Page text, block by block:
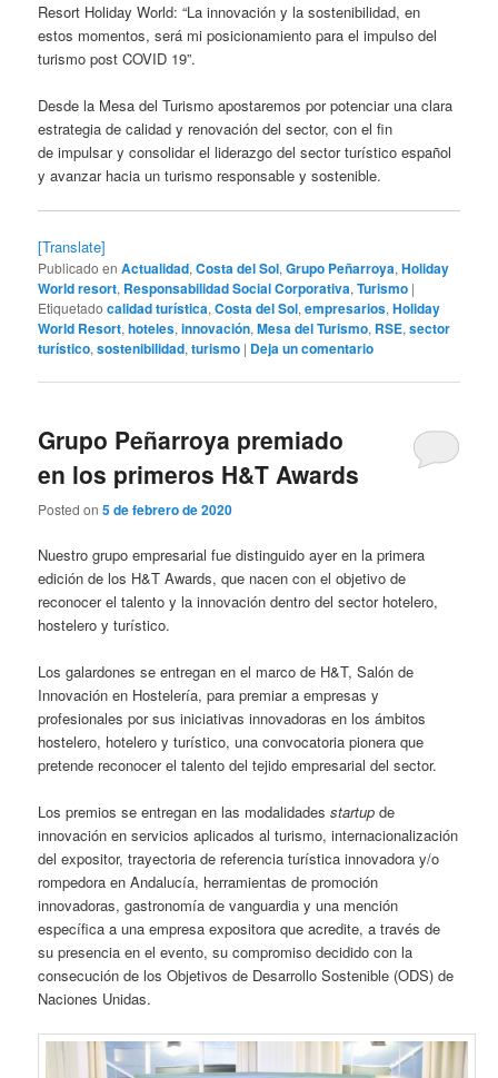
Resort Holiday World: “La innovación y la sostenibilidad, en
estos momentos, será mi posicionamiento para el impulso del
turismo post COVID 19”.
Desde la Mesa del Turismo apostaremos por potenciar una clara
estrategia de calidad y renovación del sector, con el fin
de impulsar y consolidar el liderazgo del sector turístico español
y avanzar hacia un turismo responsable y sostenible.
[Translate]
Publicado en Actualidad,Costa del Sol,Grupo Peñarroya,Holiday
World resort, Responsabilidad Social Corporativa,Turismo |
Etiquetado calidad turística,Costa del Sol,empresarios,Holiday
World Resort,hoteles,innovación,Mesa del Turismo, RSE,sector
turístico,sostenibilidad,turismo | Deja un comentario
Grupo Peñarroya premiado
en los primeros H&T Awards
Posted on5 de febrero de 2020
Nuestro grupo empresarial fue distinguido ayer en la primera
edición de los H&T Awards, que nacen con el objetivo de
reconocer el talento y la innovación dentro del sector hotelero,
hostelero y turístico.
Los galardones se entregan en el marco de H&T, Salón de
Innovación en Hostelería, para premiar a empresas y
profesionales por sus iniciativas innovadoras en los ámbitos
hostelero, hotelero y turístico, una convocatoria pionera que
pretende reconocer el talento del tejido empresarial del sector.
Los premios se entregan en las modalidadesstartupde
innovación en servicios aplicados al turismo, internacionalización
del expositor, trayectoria de referencia turística innovadora y/o
rompedora en Andalucía, herramientas de promoción
innovadoras, gastronomía de vanguardia y una mención
específica a una empresa expositora que acredite, a través de
su presencia en el evento, su compromiso decidido con la
consecución de los Objetivos de Desarrollo Sostenible (ODS) de
Naciones Unidas.